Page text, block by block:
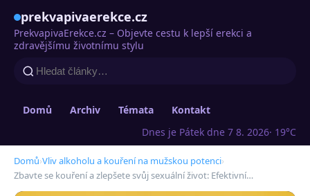
prekvapivaerekce.cz
PrekvapivaErekce.cz – Objevte cestu k lepší erekci a
zdravějšímu životnímu stylu
Domů Archiv Témata
Kontakt
Dnes je Pátek dne 7 8. 2026· 19°C
Domů›Vliv alkoholu a kouření na mužskou potenci›
Zbavte se kouření a zlepšete svůj sexuální život: Efektivní…